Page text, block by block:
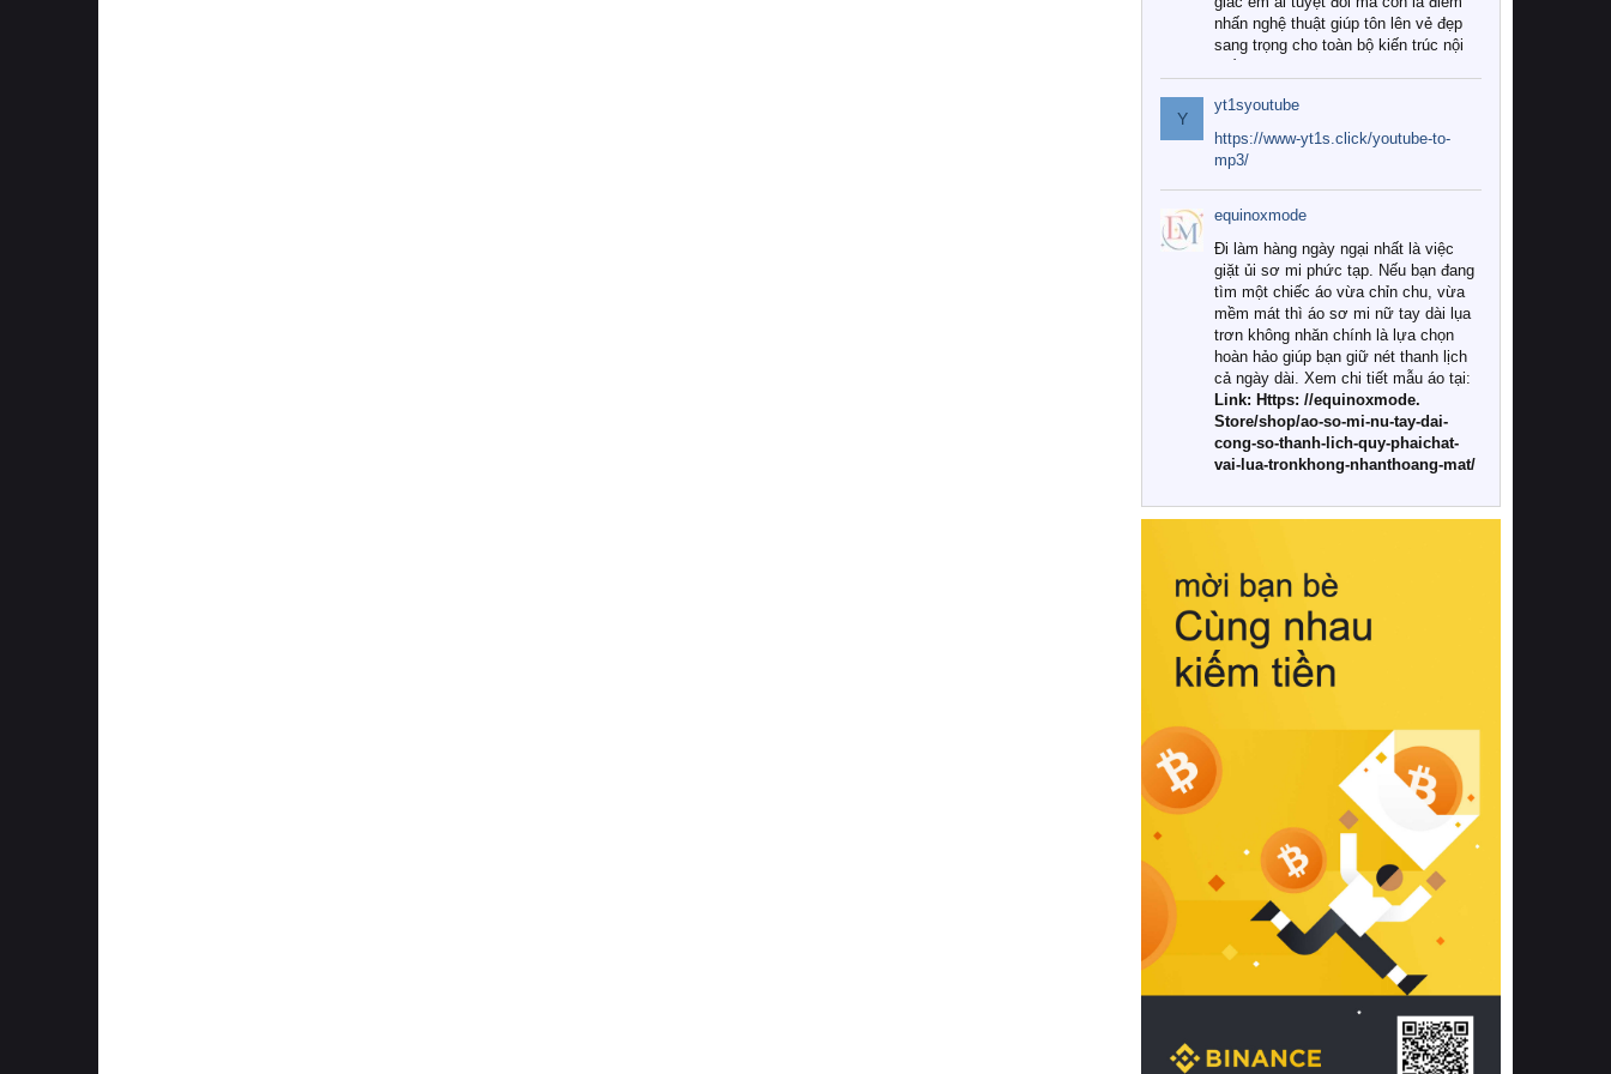
nhấn nghệ thuật giúp tôn lên vẻ đẹp
sang trọng cho toàn bộ kiến trúc nội
Tuy nhiên, giữa thị trường đa dạng
với vô vàn thương hiệu và mẫu mã
như hiện nay, làm thế nào để chọn
được những bộ chăn ga gối đệm cao
cấp thực sự chất lượng, phù hợp với
khí hậu và nhu cầu sử dụng của gia
đình? Hãy cùng chúng tôi đi tìm lời
giải đáp chi tiết qua bài viết dưới đây.
1. Tại sao các gia đình hiện đại lại ưa
chuộng chăn ga gối đệm cao cấp?
Khác với các dòng sản phẩm thông
thường, những bộ chăn ga gối đệm
cao cấp trải qua quy trình sản xuất
nghiêm ngặt từ khâu chọn lọc nguyên
liệu tự nhiên đến công nghệ dệt
nhuộm hiện đại không chứa hóa chất
này, bạn sẽ cảm nhận rõ rệt sự khác
hồi chuẩn xác của phần đệm nâng đỡ
cột sống.
Bên cạnh đó, việc lựa chọn các dòng
sản phẩm đạt chuẩn chất lượng quốc
tế còn giúp ngăn ngừa tình trạng kích
khuẩn và nấm mốc trong điều kiện
thời tiết nóng ẩm. Bạn có thể tìm hiểu
thêm các nghiên cứu khoa học về tác
động của giấc ngủ và môi trường
phòng ngủ đối với sức khỏe con
người tại Sleep Foundation (External
Link) để có cái nhìn toàn diện hơn.
2. Các tiêu chí vàng khi lựa chọn
chăn ga gối đệm cao cấp cho phòng
ngủ
Để sở hữu một bộ chăn ga gối đệm
cao cấp hoàn hảo cả về thẩm mỹ lẫn
công năng, người tiêu dùng cần cân
nhắc kỹ lưỡng các tiêu chí quan trọng
Y
yt1syoutube
https://www-yt1s.click/youtube-to-
mp3/
equinoxmode
Đi làm hàng ngày ngại nhất là việc
giặt ủi sơ mi phức tạp. Nếu bạn đang
tìm một chiếc áo vừa chỉn chu, vừa
mềm mát thì áo sơ mi nữ tay dài lụa
trơn không nhăn chính là lựa chọn
hoàn hảo giúp bạn giữ nét thanh lịch
cả ngày dài. Xem chi tiết mẫu áo tại:
Link: Https: //equinoxmode.
Store/shop/ao-so-mi-nu-tay-dai-
cong-so-thanh-lich-quy-phaichat-
vai-lua-tronkhong-nhanthoang-mat/